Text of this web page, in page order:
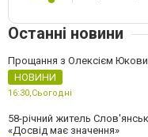
Останні новини
Прощання з Олексієм
НОВИНИ
16:30,Сьогодні
58-річний житель
«Досвід має значення»